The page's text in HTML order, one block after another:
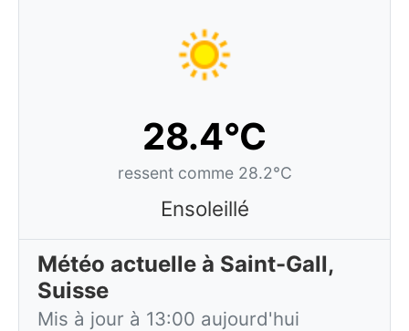
28.4°C
ressent comme 28.2°C
Ensoleillé
Météo actuelle à Saint-Gall,
Suisse
Mis à jour à 13:00 aujourd'hui